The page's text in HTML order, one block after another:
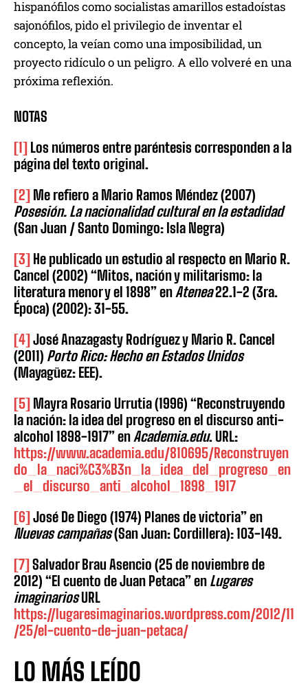
hispanófilos como socialistas amarillos estadoístas
sajonófilos, pido el privilegio de inventar el
concepto, la veían como una imposibilidad, un
proyecto ridículo o un peligro. A ello volveré en una
próxima reflexión.
NOTAS
[1] Los números entre paréntesis corresponden a la
página del texto original.
[2] Me refiero a Mario Ramos Méndez (2007)
Posesión. La nacionalidad cultural en la estadidad
(San Juan / Santo Domingo: Isla Negra)
[3] He publicado un estudio al respecto en Mario R.
Cancel (2002) “Mitos, nación y militarismo: la
literatura menor y el 1898” en Atenea22.1-2 (3ra.
Época) (2002): 31-55.
[4] José Anazagasty Rodríguez y Mario R. Cancel
(2011) Porto Rico: Hecho en Estados Unidos
(Mayagüez: EEE).
[5] Mayra Rosario Urrutia (1996) “Reconstruyendo
la nación: la idea del progreso en el discurso anti-
alcohol 1898-1917” en Academia.edu. URL:
https://www.academia.edu/810695/Reconstruyen
do_la_naci%C3%B3n_la_idea_del_progreso_en
_el_discurso_anti_alcohol_1898_1917
[6] José De Diego (1974) Planes de victoria” en
Nuevas campañas(San Juan: Cordillera): 103-149.
[7] Salvador Brau Asencio (25 de noviembre de
2012) “El cuento de Juan Petaca” en Lugares
imaginariosURL
https://lugaresimaginarios.wordpress.com/2012/11
/25/el-cuento-de-juan-petaca/
LO MÁS LEÍDO